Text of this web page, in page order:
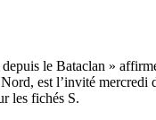
est l’invité
les fichés S.